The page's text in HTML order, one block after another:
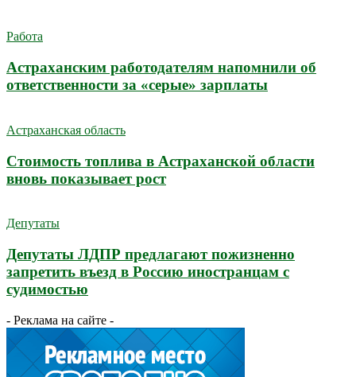
Работа
Астраханским работодателям напомнили об
ответственности за «серые» зарплаты
Астраханская область
Стоимость топлива в Астраханской области
вновь показывает рост
Депутаты
Депутаты ЛДПР предлагают пожизненно
запретить въезд в Россию иностранцам с
судимостью
- Реклама на сайте -